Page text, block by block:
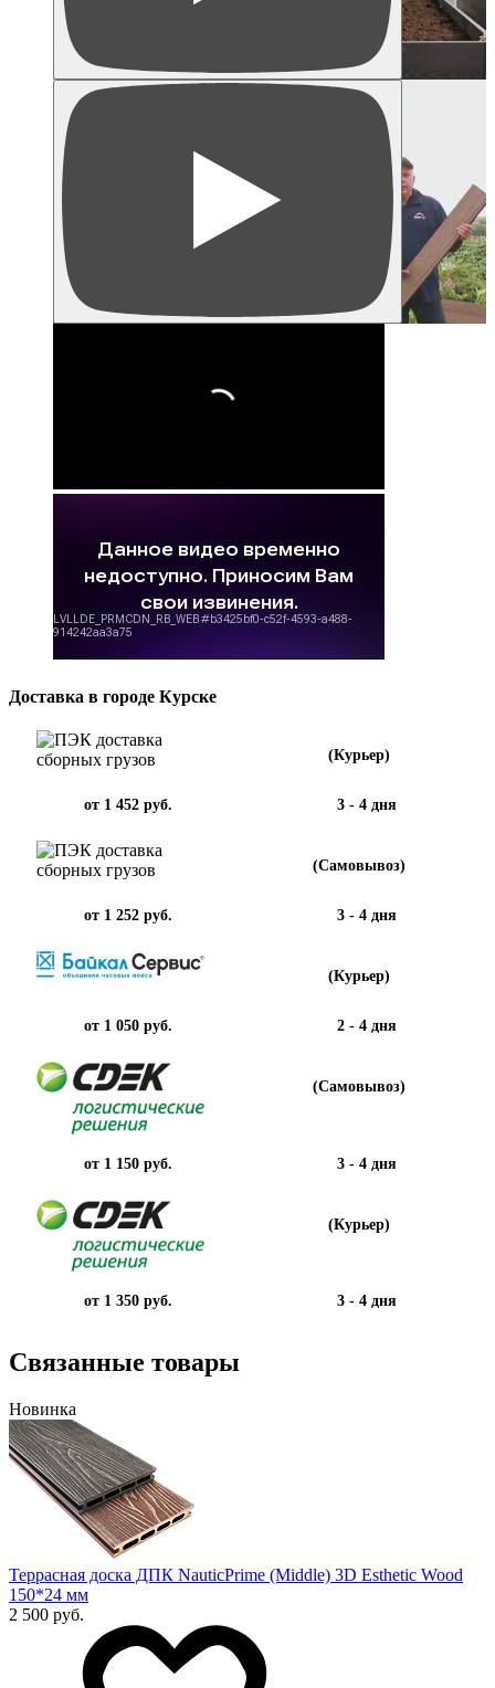
Доставка в городе Курске
(Курьер)
от 1 452 руб. 3 - 4 дня
(Самовывоз)
от 1 252 руб. 3 - 4 дня
(Курьер)
от 1 050 руб. 2 - 4 дня
(Самовывоз)
от 1 150 руб. 3 - 4 дня
(Курьер)
от 1 350 руб. 3 - 4 дня
Связанные товары
Новинка
Террасная доска ДПК NauticPrime (Middle) 3D Esthetic Wood
150*24 мм
2 500 руб.